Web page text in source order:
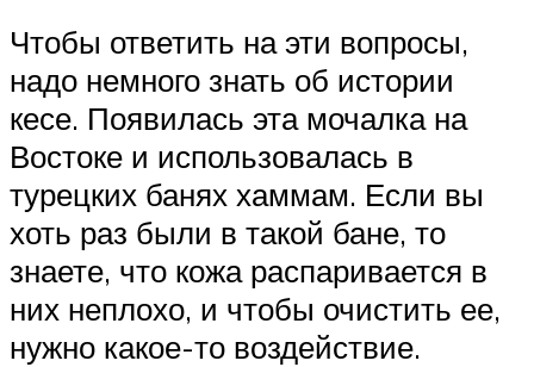
Чтобы ответить на эти вопросы,
надо немного знать об истории
кесе. Появилась эта мочалка на
Востоке и использовалась в
турецких банях хаммам. Если вы
хоть раз были в такой бане, то
знаете, что кожа распаривается в
них неплохо, и чтобы очистить ее,
нужно какое-то воздействие.